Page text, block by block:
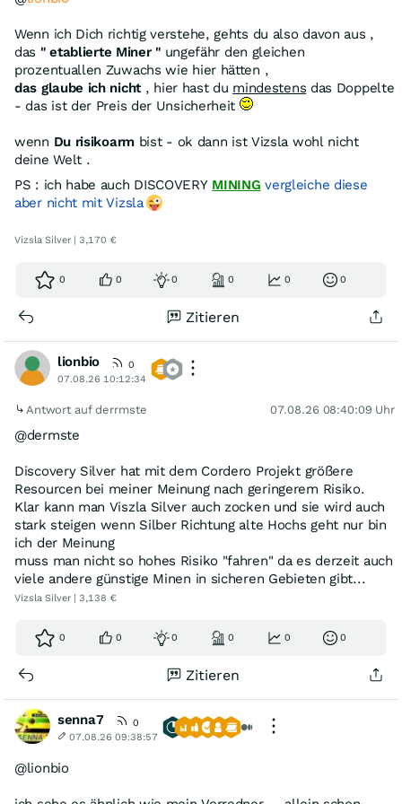
Wenn ich Dich richtig verstehe, gehts du also davon aus ,
das " etablierte Miner "ungefähr den gleichen
prozentuallen Zuwachs wie hier hätten ,
das glaube ich nicht, hier hast du mindestens das Doppelte
- das ist der Preis der Unsicherheit
wenn Du risikoarmbist - ok dann ist Vizsla wohl nicht
deine Welt .
PS : ich habe auch DISCOVERY MINING vergleiche diese
aber nicht mit Vizsla
Vizsla Silver | 3,170 €
0 0 0 0 0 0
Zitieren
lionbio
0
07.08.26 10:12:34
Antwort auf derrmste 07.08.26 08:40:09 Uhr
@dermste
Discovery Silver hat mit dem Cordero Projekt größere
Resourcen bei meiner Meinung nach geringerem Risiko.
Klar kann man Viszla Silver auch zocken und sie wird auch
stark steigen wenn Silber Richtung alte Hochs geht nur bin
ich der Meinung
muss man nicht so hohes Risiko "fahren" da es derzeit auch
viele andere günstige Minen in sicheren Gebieten gibt...
Vizsla Silver | 3,138 €
0 0 0 0 0 0
Zitieren
senna7
0
07.08.26 09:38:57
@lionbio